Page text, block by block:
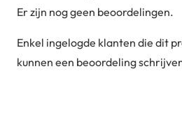
Er zijn nog geen beoordelingen.
Enkel ingelogde klanten die dit
kunnen een beoordeling